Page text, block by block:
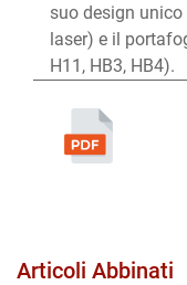
suo design
laser) e il
H11, HB3, HB4).
Articoli Abbinati